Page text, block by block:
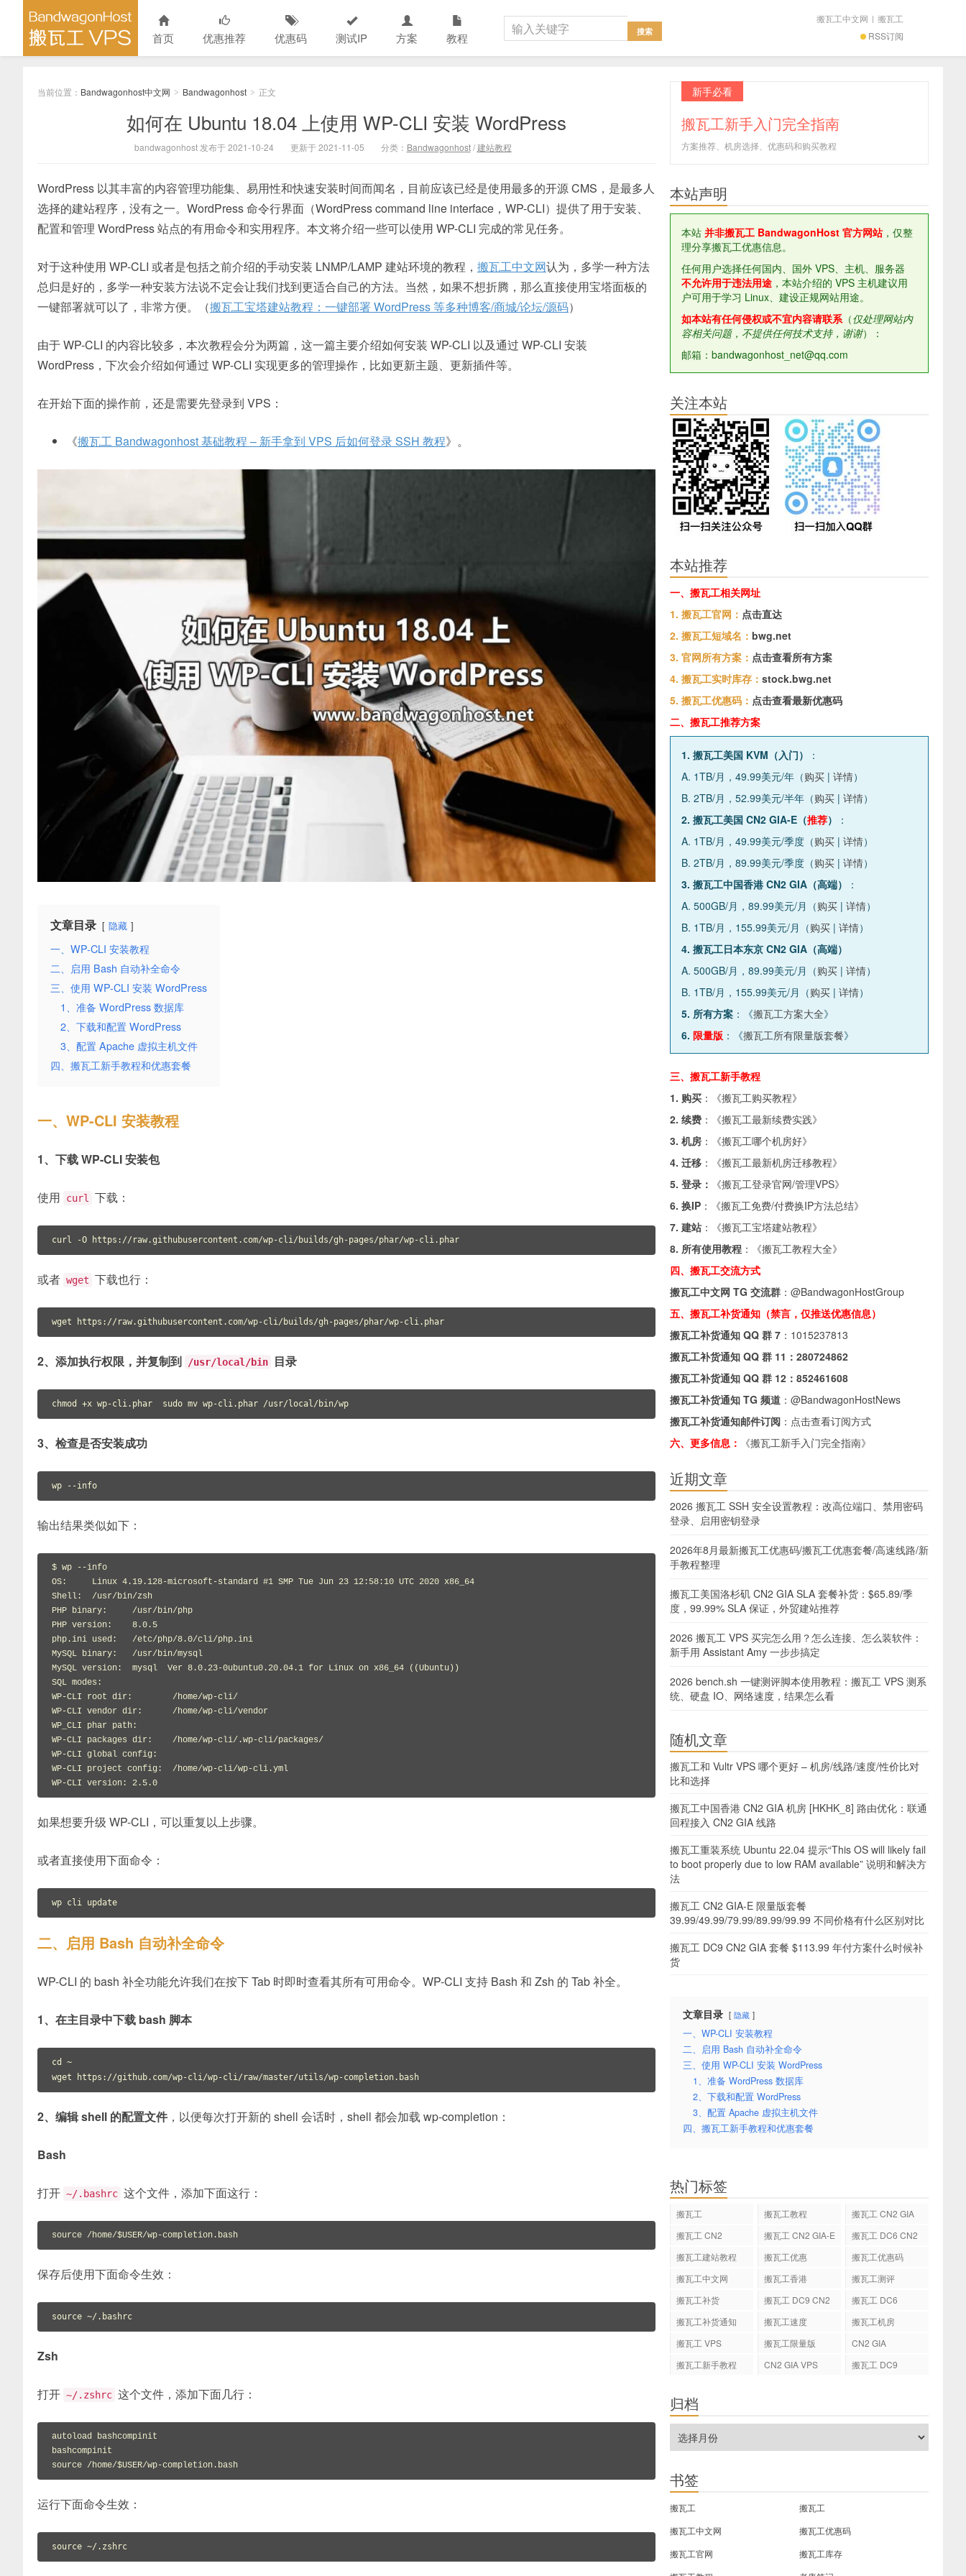
首页 优惠推荐 优惠码 测试IP 方案 教程 RSS订阅
搬瓦工中文网 | 搬瓦工
当前位置： Bandwagonhost中文网 > Bandwagonhost > 正文
如何在 Ubuntu 18.04 上使用 WP-CLI 安装 WordPress
bandwagonhost 发布于 2021-10-24 更新于 2021-11-05 分类： Bandwagonhost/建站教程
WordPress 以其丰富的内容管理功能集、易用性和快速安装时间而闻名，目前应该已经是使用最多的开源 CMS，是最多人
选择的建站程序，没有之一。WordPress 命令行界面（WordPress command line interface，WP-CLI）提供了用于安装、
配置和管理 WordPress 站点的有用命令和实用程序。本文将介绍一些可以使用 WP-CLI 完成的常见任务。
对于这种使用 WP-CLI 或者是包括之前介绍的手动安装 LNMP/LAMP 建站环境的教程， 搬瓦工中文网认为，多学一种方法
总归是好的，多学一种安装方法说不定会让我们找到更适合自己的方法。当然，如果不想折腾，那么直接使用宝塔面板的
一键部署就可以了，非常方便。（搬瓦工宝塔建站教程：一键部署 WordPress 等多种博客/商城/论坛/源码）
由于 WP-CLI 的内容比较多，本次教程会分为两篇，这一篇主要介绍如何安装 WP-CLI 以及通过 WP-CLI 安装
WordPress，下次会介绍如何通过 WP-CLI 实现更多的管理操作，比如更新主题、更新插件等。
在开始下面的操作前，还是需要先登录到 VPS：
《搬瓦工 Bandwagonhost 基础教程 – 新手拿到 VPS 后如何登录 SSH 教程》。
文章目录 隐藏
一、WP-CLI 安装教程
二、启用 Bash 自动补全命令
三、使用 WP-CLI 安装 WordPress
1、准备 WordPress 数据库
2、下载和配置 WordPress
3、配置 Apache 虚拟主机文件
四、搬瓦工新手教程和优惠套餐
一、WP-CLI 安装教程
1、下载 WP-CLI 安装包
使用 curl 下载：
或者 wget 下载也行：
wget https://raw.githubusercontent.com/wp-cli/builds/gh-pages/phar/wp-cli.phar
2、添加执行权限，并复制到 /usr/local/bin 目录
chmod +x wp-cli.phar sudo mv wp-cli.phar /usr/local/bin/wp
3、检查是否安装成功
wp --info
输出结果类似如下：
$ wp --info
OS:     Linux 4.19.128-microsoft-standard #1 SMP Tue Jun 23 12:58:10 UTC 2020 x86_64
Shell:  /usr/bin/zsh
PHP binary:     /usr/bin/php
PHP version:    8.0.5
php.ini used:   /etc/php/8.0/cli/php.ini
MySQL binary:   /usr/bin/mysql
MySQL version:  mysql  Ver 8.0.23-0ubuntu0.20.04.1 for Linux on x86_64 ((Ubuntu))
SQL modes:
WP-CLI root dir:        /home/wp-cli/
WP-CLI vendor dir:      /home/wp-cli/vendor
WP_CLI phar path:
WP-CLI packages dir:    /home/wp-cli/.wp-cli/packages/
WP-CLI global config:
WP-CLI project config:  /home/wp-cli/wp-cli.yml
WP-CLI version: 2.5.0
如果想要升级 WP-CLI，可以重复以上步骤。
或者直接使用下面命令：
wp cli update
二、启用 Bash 自动补全命令
WP-CLI 的 bash 补全功能允许我们在按下 Tab 时即时查看其所有可用命令。WP-CLI 支持 Bash 和 Zsh 的 Tab 补全。
1、在主目录中下载 bash 脚本
cd ~
wget https://github.com/wp-cli/wp-cli/raw/master/utils/wp-completion.bash
2、编辑 shell 的配置文件，以便每次打开新的 shell 会话时，shell 都会加载 wp-completion：
Bash
打开 ~/.bashrc 这个文件，添加下面这行：
source /home/$USER/wp-completion.bash
保存后使用下面命令生效：
source ~/.bashrc
Zsh
打开 ~/.zshrc 这个文件，添加下面几行：
autoload bashcompinit
bashcompinit
source /home/$USER/wp-completion.bash
运行下面命令生效：
source ~/.zshrc
新手必看
搬瓦工新手入门完全指南
方案推荐、机房选择、优惠码和购买教程
本站声明
本站 并非搬瓦工 BandwagonHost 官方网站，仅整
理分享搬瓦工优惠信息。
任何用户选择任何国内、国外 VPS、主机、服务器
不允许用于违法用途 ，本站介绍的 VPS 主机建议用
户可用于学习 Linux、建设正规网站用途。
如本站有任何侵权或不宜内容请联系（仅处理网站内
容相关问题，不提供任何技术支持，谢谢）：
邮箱：bandwagonhost_net@qq.com
关注本站
本站推荐
一、搬瓦工相关网址
1. 搬瓦工官网： 点击直达
2. 搬瓦工短域名： bwg.net
3. 官网所有方案： 点击查看所有方案
4. 搬瓦工实时库存： stock.bwg.net
5. 搬瓦工优惠码： 点击查看最新优惠码
二、搬瓦工推荐方案
1. 搬瓦工美国 KVM（入门）
：
A. 1TB/月，49.99美元/年（购买 | 详情）
B. 2TB/月，52.99美元/半年（购买 | 详情）
2. 搬瓦工美国 CN2 GIA-E（推荐）
：
A. 1TB/月，49.99美元/季度（购买 | 详情）
B. 2TB/月，89.99美元/季度（购买 | 详情）
3. 搬瓦工中国香港 CN2 GIA（高端）
：
A. 500GB/月，89.99美元/月（购买 | 详情）
B. 1TB/月，155.99美元/月（购买 | 详情）
4. 搬瓦工日本东京 CN2 GIA（高端）
A. 500GB/月，89.99美元/月（购买 | 详情）
B. 1TB/月，155.99美元/月（购买 | 详情）
5. 所有方案 ：《搬瓦工方案大全》
6. 限量版 ：《搬瓦工所有限量版套餐》
三、搬瓦工新手教程
1. 购买 ：《搬瓦工购买教程》
2. 续费 ：《搬瓦工最新续费实践》
3. 机房 ：《搬瓦工哪个机房好》
4. 迁移 ：《搬瓦工最新机房迁移教程》
5. 登录：
《搬瓦工登录官网/管理VPS》
6. 换IP ：《搬瓦工免费/付费换IP方法总结》
7. 建站 ：《搬瓦工宝塔建站教程》
8. 所有使用教程 ：《搬瓦工教程大全》
四、搬瓦工交流方式
搬瓦工中文网 TG 交流群 ： @BandwagonHostGroup
五、搬瓦工补货通知（禁言，仅推送优惠信息）
搬瓦工补货通知 QQ 群 7 ： 1015237813
搬瓦工补货通知 QQ 群 11： 280724862
搬瓦工补货通知 QQ 群 12： 852461608
搬瓦工补货通知 TG 频道 ： @BandwagonHostNews
搬瓦工补货通知邮件订阅 ： 点击查看订阅方式
六、更多信息：
《搬瓦工新手入门完全指南》
近期文章
2026 搬瓦工 SSH 安全设置教程：改高位端口、禁用密码
登录、启用密钥登录
2026年8月最新搬瓦工优惠码/搬瓦工优惠套餐/高速线路/新
手教程整理
搬瓦工美国洛杉矶 CN2 GIA SLA 套餐补货：$65.89/季
度，99.99% SLA 保证，外贸建站推荐
2026 搬瓦工 VPS 买完怎么用？怎么连接、怎么装软件：
新手用 Assistant Amy 一步步搞定
2026 bench.sh 一键测评脚本使用教程：搬瓦工 VPS 测系
统、硬盘 IO、网络速度，结果怎么看
随机文章
搬瓦工和 Vultr VPS 哪个更好 – 机房/线路/速度/性价比对
比和选择
搬瓦工中国香港 CN2 GIA 机房 [HKHK_8] 路由优化：联通
回程接入 CN2 GIA 线路
搬瓦工重装系统 Ubuntu 22.04 提示“This OS will likely fail
to boot properly due to low RAM available” 说明和解决方
法
搬瓦工 CN2 GIA-E 限量版套餐
39.99/49.99/79.99/89.99/99.99 不同价格有什么区别对比
搬瓦工 DC9 CN2 GIA 套餐 $113.99 年付方案什么时候补
货
文章目录 隐藏
一、WP-CLI 安装教程
二、启用 Bash 自动补全命令
三、使用 WP-CLI 安装 WordPress
1、准备 WordPress 数据库
2、下载和配置 WordPress
3、配置 Apache 虚拟主机文件
四、搬瓦工新手教程和优惠套餐
热门标签
搬瓦工 搬瓦工教程
搬瓦工 CN2 GIA
搬瓦工 CN2
搬瓦工 CN2 GIA-E
搬瓦工 DC6 CN2
搬瓦工建站教程 搬瓦工优惠
搬瓦工优惠码
搬瓦工中文网
搬瓦工香港
搬瓦工测评
搬瓦工补货
搬瓦工 DC9 CN2
搬瓦工 DC6
搬瓦工补货通知
搬瓦工速度
搬瓦工机房
搬瓦工 VPS
搬瓦工限量版
CN2 GIA
搬瓦工新手教程
CN2 GIA VPS 搬瓦工 DC9
归档
书签
搬瓦工
搬瓦工
搬瓦工中文网
搬瓦工优惠码
搬瓦工官网
搬瓦工库存